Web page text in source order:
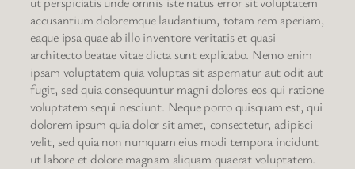
accusantium doloremque laudantium, totam rem aperiam,
eaque ipsa quae ab illo inventore veritatis et quasi
architecto beatae vitae dicta sunt explicabo. Nemo enim
ipsam voluptatem quia voluptas sit aspernatur aut odit aut
fugit, sed quia consequuntur magni dolores eos qui ratione
voluptatem sequi nesciunt. Neque porro quisquam est, qui
dolorem ipsum quia dolor sit amet, consectetur, adipisci
velit, sed quia non numquam eius modi tempora incidunt
ut labore et dolore magnam aliquam quaerat voluptatem.